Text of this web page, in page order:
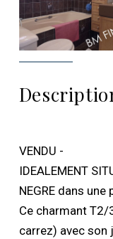
VENDU -
IDEALEMENT
NEGRE dans
Ce charmant
carrez) avec son